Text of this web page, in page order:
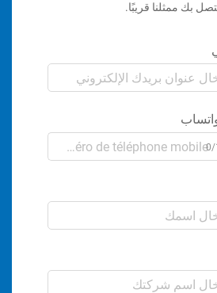
بك ممثلنا قريبًا.
0/